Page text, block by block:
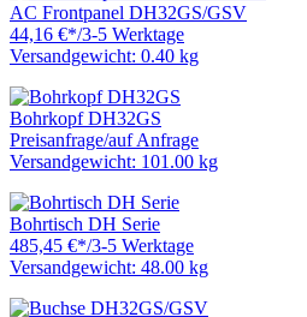
AC Frontpanel DH32GS/GSV
44,16 €*/3-5 Werktage
Versandgewicht: 0.40 kg
Bohrkopf DH32GS
Preisanfrage/auf Anfrage
Versandgewicht: 101.00 kg
Bohrtisch DH Serie
485,45 €*/3-5 Werktage
Versandgewicht: 48.00 kg